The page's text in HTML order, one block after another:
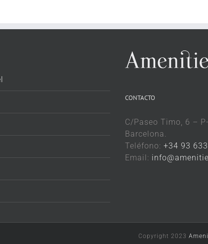
CONTACTO
C/Paseo Timo, 6 –
Barcelona.
Teléfono:+34 93
Email:
Copyright 2023